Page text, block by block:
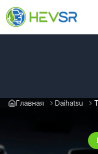
Главная Daihatsu